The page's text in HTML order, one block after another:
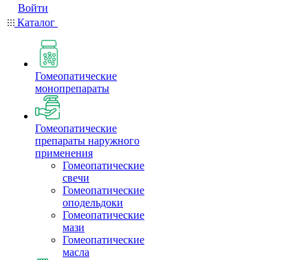
Войти
Каталог
Гомеопатические
монопрепараты
Гомеопатические
препараты наружного
применения
Гомеопатические
свечи
Гомеопатические
оподельдоки
Гомеопатические
мази
Гомеопатические
масла